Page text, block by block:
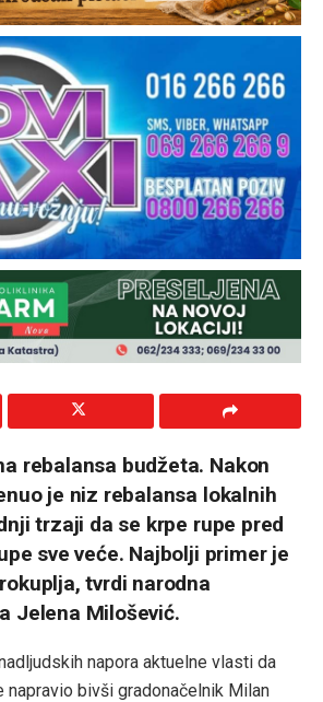
rebalansa budžeta. Nakon
je niz rebalansa lokalnih
trzaji da se krpe rupe pred
sve veće. Najbolji primer je
tvrdi narodna
Jelena Milošević.
napora aktuelne vlasti da
napravio bivši gradonačelnik Milan